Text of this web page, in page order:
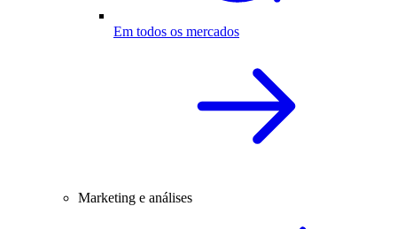
Em todos os mercados
Marketing e análises